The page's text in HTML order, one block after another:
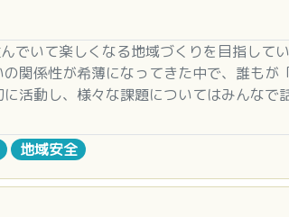
でいて楽しくなる地域づくりを目指して
関係性が希薄になってきた中で、誰もが
活動し、様々な課題についてはみんなで
必要とされる存在になってきている。
地域安全